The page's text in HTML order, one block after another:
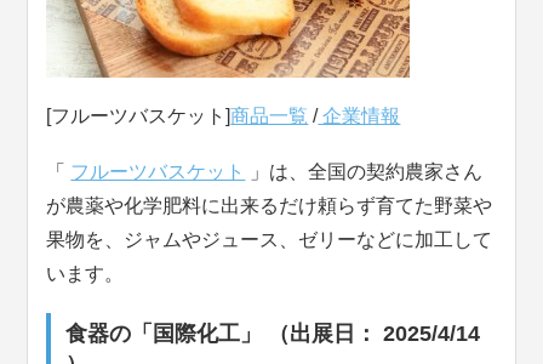
[フルーツバスケット]商品一覧 /企業情報
「 フルーツバスケット
」は、全国の契約農家さん
が農薬や化学肥料に出来るだけ頼らず育てた野菜や
果物を、ジャムやジュース、ゼリーなどに加工して
います。
食器の「国際化工」 （出展日： 2025/4/14